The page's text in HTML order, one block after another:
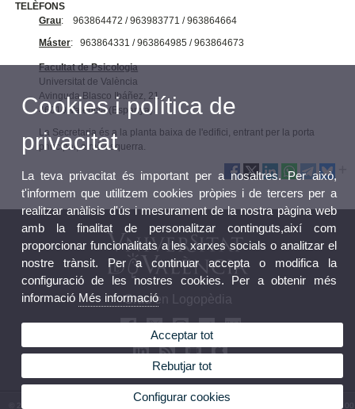
TELÈFONS
Grau: 963864472 / 963983771 / 963864664
Máster: 963864331 / 963864985 / 963864673
Facultat de Psicologia
Universitat de València
Avinguda Blasco Ibáñez, 21
46010 València (Espanya)
La Secretaria és a la planta baixa de l'edifici, entrant per la porta
principal, a mà esquerra.
Grau en Logopèdia
© 2026 UV. - Avda. Blasco Ibáñez, 21. 46010 València. Espanya. Telèfon: (+34) 96 386 41 00
Cookies i política de
privacitat
La teva privacitat és important per a nosaltres. Per això,
t'informem que utilitzem cookies pròpies i de tercers per a
realitzar anàlisis d'ús i mesurament de la nostra pàgina web
amb la finalitat de personalitzar continguts,així com
proporcionar funcionalitats a les xarxes socials o analitzar el
nostre trànsit. Per a continuar accepta o modifica la
configuració de les nostres cookies. Per a obtenir més
informació Més informació
Acceptar tot
Rebutjar tot
Configurar cookies